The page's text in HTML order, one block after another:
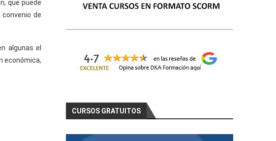
que puede
de
algunas el
económica,
CURSOS GRATUITOS